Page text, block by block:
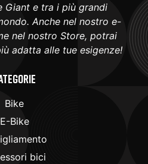
Giant e tra i più grandi
Anche nel nostro e-
nel nostro Store, potrai
adatta alle tue esigenze!
Bike
E-Bike
bici